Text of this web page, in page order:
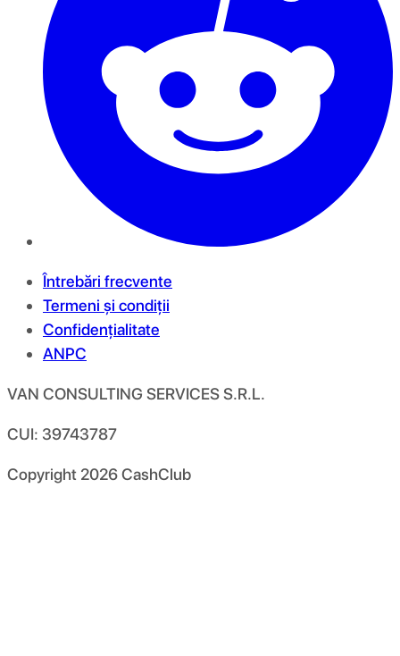
Întrebări frecvente
Termeni și condiții
Confidențialitate
ANPC
VAN CONSULTING SERVICES S.R.L.
CUI: 39743787
Copyright 2026CashClub